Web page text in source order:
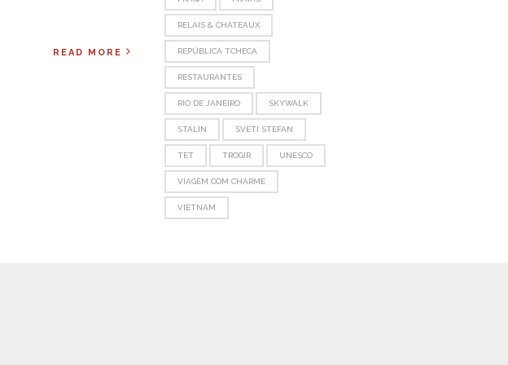
READ MORE
RELAIS & CHÂTEAUX
REPÚBLICA TCHECA
RESTAURANTES
RIO DE JANEIRO SKYWALK
STÁLIN SVETI STEFAN
TET TROGIR UNESCO
VIAGEM COM CHARME
VIETNAM